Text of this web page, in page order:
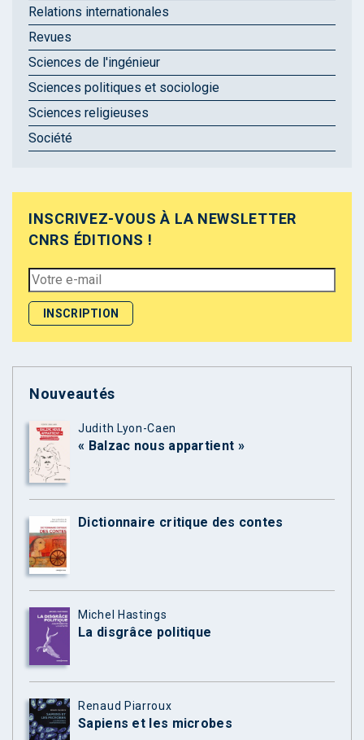
Relations internationales
Revues
Sciences de l'ingénieur
Sciences politiques et sociologie
Sciences religieuses
Société
INSCRIVEZ-VOUS À LA NEWSLETTER
CNRS ÉDITIONS !
Nouveautés
Judith Lyon-Caen
« Balzac nous appartient »
Dictionnaire critique des contes
Michel Hastings
La disgrâce politique
Renaud Piarroux
Sapiens et les microbes